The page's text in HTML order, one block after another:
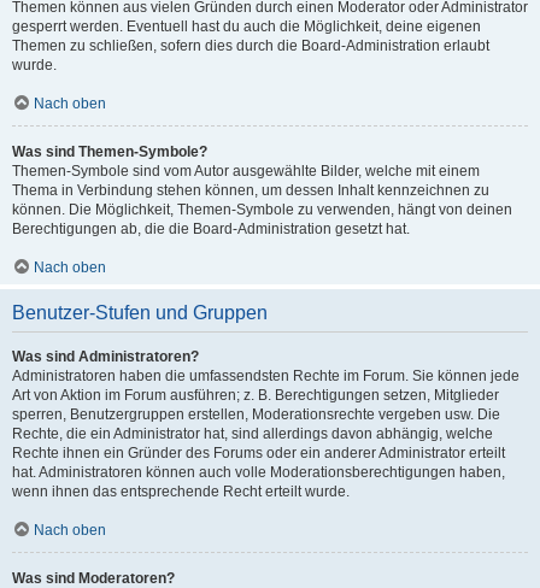
Themen können aus vielen Gründen durch einen Moderator oder Administrator
gesperrt werden. Eventuell hast du auch die Möglichkeit, deine eigenen
Themen zu schließen, sofern dies durch die Board-Administration erlaubt
wurde.
Nach oben
Was sind Themen-Symbole?
Themen-Symbole sind vom Autor ausgewählte Bilder, welche mit einem
Thema in Verbindung stehen können, um dessen Inhalt kennzeichnen zu
können. Die Möglichkeit, Themen-Symbole zu verwenden, hängt von deinen
Berechtigungen ab, die die Board-Administration gesetzt hat.
Nach oben
Benutzer-Stufen und Gruppen
Was sind Administratoren?
Administratoren haben die umfassendsten Rechte im Forum. Sie können jede
Art von Aktion im Forum ausführen; z. B. Berechtigungen setzen, Mitglieder
sperren, Benutzergruppen erstellen, Moderationsrechte vergeben usw. Die
Rechte, die ein Administrator hat, sind allerdings davon abhängig, welche
Rechte ihnen ein Gründer des Forums oder ein anderer Administrator erteilt
hat. Administratoren können auch volle Moderationsberechtigungen haben,
wenn ihnen das entsprechende Recht erteilt wurde.
Nach oben
Was sind Moderatoren?